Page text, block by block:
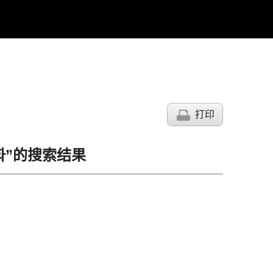
打印
”的搜索结果